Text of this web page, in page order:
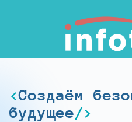
Создаём
будущее